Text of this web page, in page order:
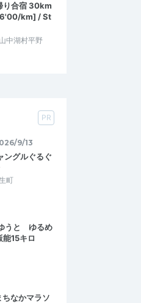
り合宿 30km
km] / St
中湖村平野
PR
9/13
グルぐるぐ
町
うと ゆるめ
15キロ
なかマラソ